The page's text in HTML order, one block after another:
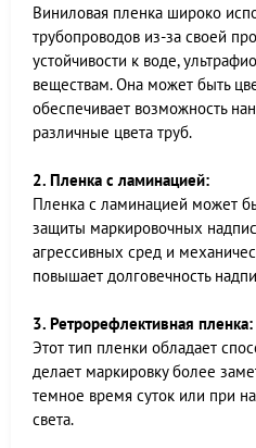
Виниловая пленка широко
трубопроводов из-за своей
устойчивости к воде,
веществам. Она может быть
обеспечивает возможность
различные цвета труб.
2. Пленка с ламинацией:
Пленка с ламинацией может
защиты маркировочных
агрессивных сред и
повышает долговечность
3. Ретрорефлективная пленка:
Этот тип пленки обладает
делает маркировку более
темное время суток или при
света.